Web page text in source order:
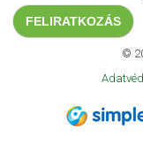
FELIRATKOZÁS
©